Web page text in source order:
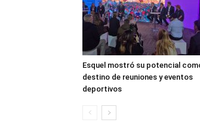
Esquel mostró su potencial
destino de reuniones y eventos
deportivos